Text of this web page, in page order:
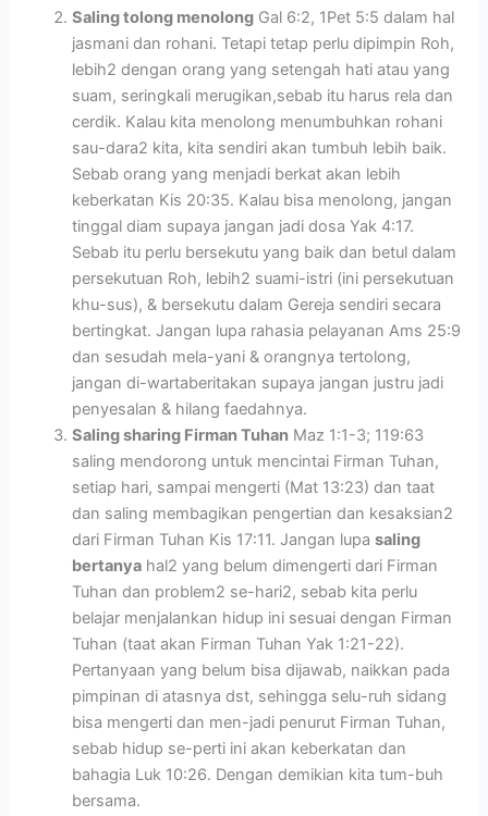
Saling tolong menolong Gal 6:2, 1Pet 5:5 dalam hal
jasmani dan rohani. Tetapi tetap perlu dipimpin Roh,
lebih2 dengan orang yang setengah hati atau yang
suam, seringkali merugikan,sebab itu harus rela dan
cerdik. Kalau kita menolong menumbuhkan rohani
sau-dara2 kita, kita sendiri akan tumbuh lebih baik.
Sebab orang yang menjadi berkat akan lebih
keberkatan Kis 20:35. Kalau bisa menolong, jangan
tinggal diam supaya jangan jadi dosa Yak 4:17.
Sebab itu perlu bersekutu yang baik dan betul dalam
persekutuan Roh, lebih2 suami-istri (ini persekutuan
khu-sus), & bersekutu dalam Gereja sendiri secara
bertingkat. Jangan lupa rahasia pelayanan Ams 25:9
dan sesudah mela-yani & orangnya tertolong,
jangan di-wartaberitakan supaya jangan justru jadi
penyesalan & hilang faedahnya.
Saling sharing Firman Tuhan Maz 1:1-3; 119:63
saling mendorong untuk mencintai Firman Tuhan,
setiap hari, sampai mengerti (Mat 13:23) dan taat
dan saling membagikan pengertian dan kesaksian2
dari Firman Tuhan Kis 17:11. Jangan lupasaling
bertanya hal2 yang belum dimengerti dari Firman
Tuhan dan problem2 se-hari2, sebab kita perlu
belajar menjalankan hidup ini sesuai dengan Firman
Tuhan (taat akan Firman Tuhan Yak 1:21-22).
Pertanyaan yang belum bisa dijawab, naikkan pada
pimpinan di atasnya dst, sehingga selu-ruh sidang
bisa mengerti dan men-jadi penurut Firman Tuhan,
sebab hidup se-perti ini akan keberkatan dan
bahagia Luk 10:26. Dengan demikian kita tum-buh
bersama.